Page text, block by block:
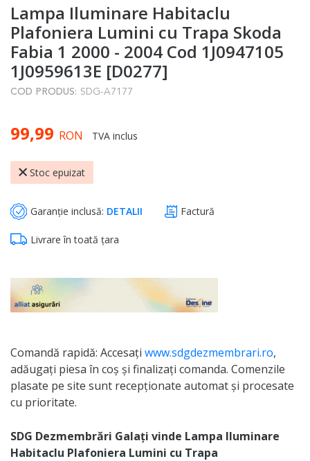
to
the
beginning
of
the
images
Lampa Iluminare Habitaclu
Plafoniera Lumini cu Trapa Skoda
Fabia 1 2000 - 2004 Cod 1J0947105
1J0959613E [D0277]
COD PRODUS: SDG-A7177
99,99 RON TVA inclus
Stoc epuizat
Garanție inclusă: DETALII Factură
Livrare în toată țara
Comandă rapidă: Accesați www.sdgdezmembrari.ro,
adăugați piesa în coș și finalizați comanda. Comenzile
plasate pe site sunt recepționate automat și procesate
cu prioritate.
SDG Dezmembrări Galați vinde Lampa Iluminare
Habitaclu Plafoniera Lumini cu Trapa